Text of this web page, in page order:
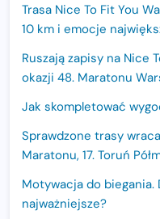
Trasa Nice To Fit You
10 km i emocje
Ruszają zapisy na Nice
okazji 48. Maratonu
Jak skompletować
Sprawdzone trasy
Maratonu, 17. Toruń
Motywacja do biegania.
najważniejsze?